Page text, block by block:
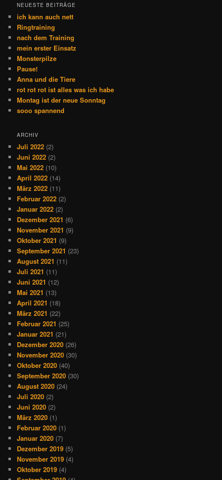
NEUESTE BEITRÄGE
ich kann auch nett
Ringtraining
nach dem Training
mein erster Einsatz
Monsterpilze
Pause!
Anna und die Tiere
rot rot rot ist alles was ich habe
Montag ist der neue Sonntag
sooo spannend
ARCHIV
Juli 2022 (2)
Juni 2022 (2)
Mai 2022 (10)
April 2022 (14)
März 2022 (11)
Februar 2022 (2)
Januar 2022 (2)
Dezember 2021 (6)
November 2021 (9)
Oktober 2021 (9)
September 2021 (23)
August 2021 (11)
Juli 2021 (11)
Juni 2021 (12)
Mai 2021 (13)
April 2021 (18)
März 2021 (22)
Februar 2021 (25)
Januar 2021 (21)
Dezember 2020 (26)
November 2020 (30)
Oktober 2020 (40)
September 2020 (30)
August 2020 (24)
Juli 2020 (2)
Juni 2020 (2)
März 2020 (1)
Februar 2020 (1)
Januar 2020 (7)
Dezember 2019 (5)
November 2019 (4)
Oktober 2019 (4)